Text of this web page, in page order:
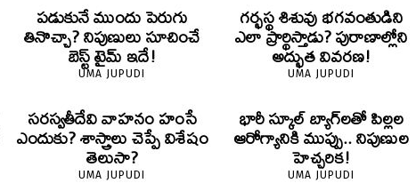
పడుకునే ముందు పెరుగు
తినొచ్చా? నిపుణులు సూచించే
బెస్ట్ టైమ్ ఇదే!
UMA JUPUDI
గర్భస్థ శిశువు భగవంతుడిని
ఎలా ప్రార్థిస్తాడు? పురాణాల్లోని
అద్భుత వివరణ!
UMA JUPUDI
సరస్వతీదేవి వాహనం హంసే
ఎందుకు? శాస్త్రాలు చెప్పే విశేషం
తెలుసా?
UMA JUPUDI
భారీ స్కూల్ బ్యాగ్‌లతో పిల్లల
ఆరోగ్యానికి ముప్పు.. నిపుణుల
హెచ్చరిక!
UMA JUPUDI